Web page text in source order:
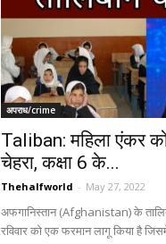
अपराध/crime
Taliban: महिला एंकर
चेहरा, कक्षा 6 के...
Thehalfworld - May 27, 2022
अफगानिस्तान (Afghanistan) के
रविवार को एक फरमान लागू किया है